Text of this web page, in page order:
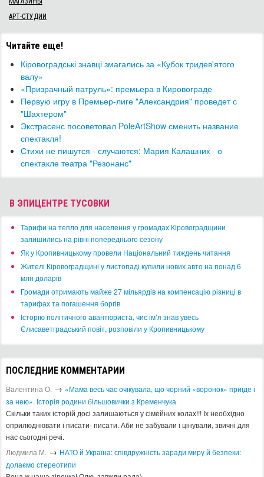
АРТ-СТУДИИ
Читайте еще!
Кіровоградські знавці змагались за «Кубок тридев'ятого
валу»
«Призрачный патруль»: премьера в Кировограде
Первую игру в Премьер-лиге "Александрия" проведет с
"Шахтером"
Экстрасенс посоветовал PoleArtShow сменить название
спектакля!
Стихи не пишутся - случаются: Мария Калашник - о
спектакле театра "Резонанс"
В ЭПИЦЕНТРЕ ТУСОВКИ
​Тарифи на тепло для населення у громадах Кіровоградщини
залишились на рівні попереднього сезону
​Як у Кропивницькому провели Національний тиждень читання
​Жителі Кіровоградщині у листопаді купили нових авто на понад 6
млн доларів
​Громади отримають майже 27 мільярдів на компенсацію різниці в
тарифах та погашення боргів
Історію політичного авантюриста, чиє ім’я знав увесь
Єлисаветградський повіт, розповіли у Кропивницькому
ПОСЛЕДНИЕ КОММЕНТАРИИ
Валентина О. → «Мама весь час очікувала, що чорний «воронок» приїде і
за нею». Історія родини більшовички з Кременчука
Скільки таких історій досі залишаються у сімейних колах!!! Іх необхідно
оприлюднювати і писати- писати. Аби не забували і цінували, звичні для
нас сьогодні речі.
Людмила М. → ​НАТО й Україна: співдружність заради миру й безпеки:
долаємо стереотипи